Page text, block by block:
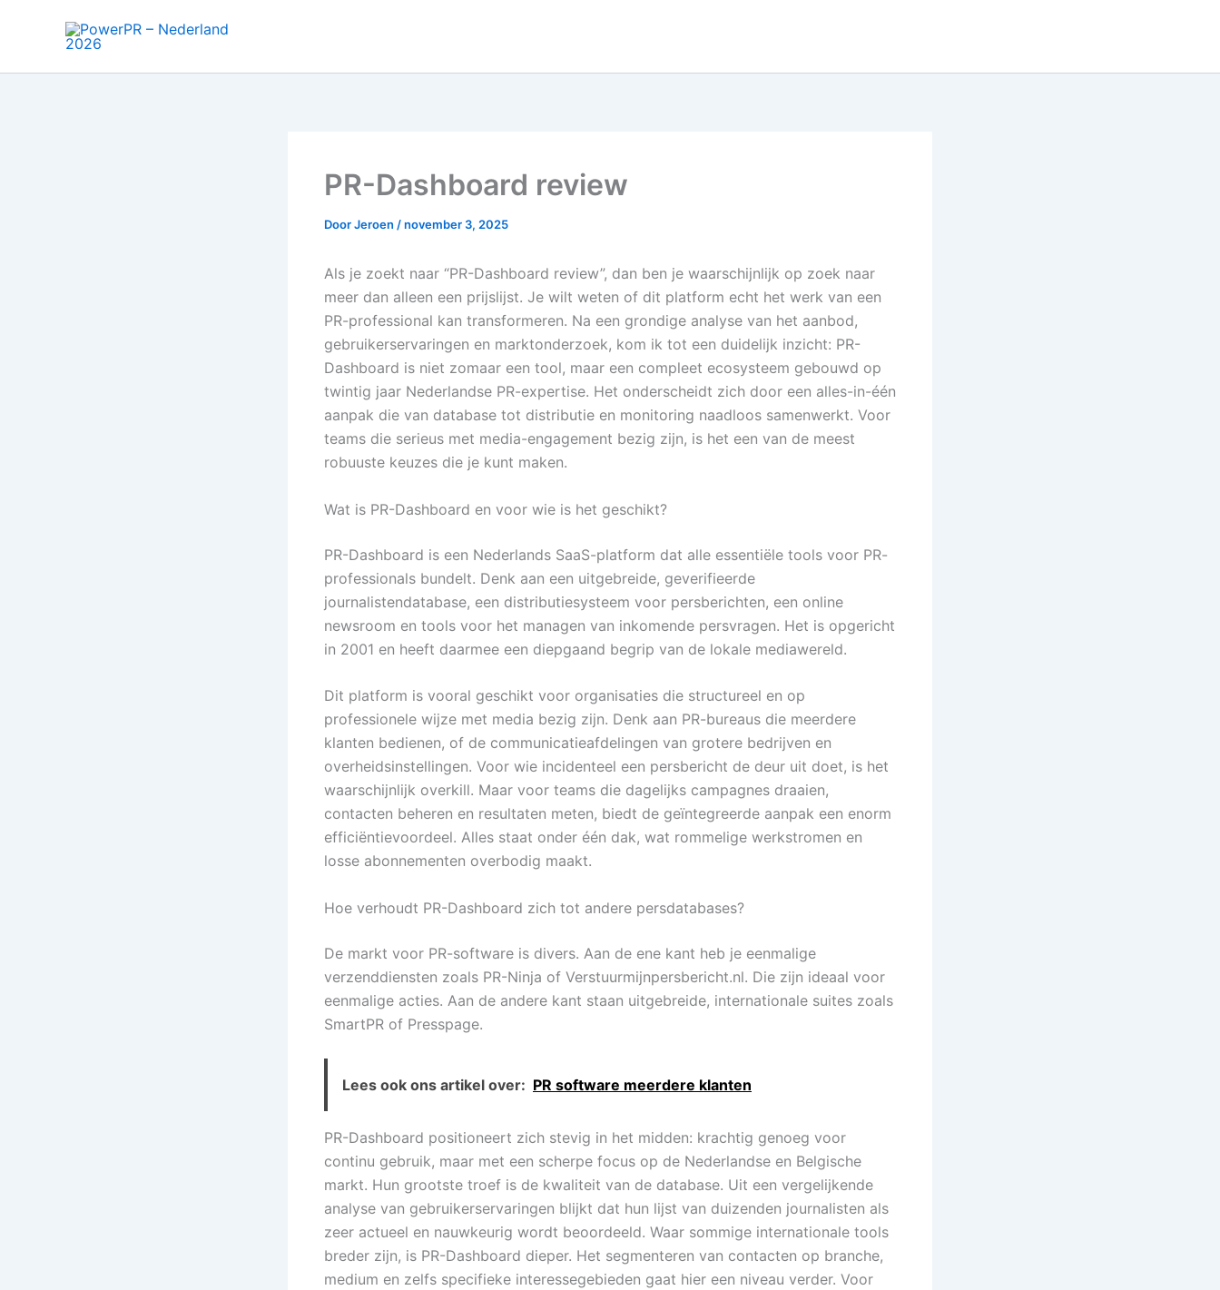
PR-Dashboard review
DoorJeroen /november 3, 2025
Als je zoekt naar “PR-Dashboard review”, dan ben je waarschijnlijk op zoek naar
meer dan alleen een prijslijst. Je wilt weten of dit platform echt het werk van een
PR-professional kan transformeren. Na een grondige analyse van het aanbod,
gebruikerservaringen en marktonderzoek, kom ik tot een duidelijk inzicht: PR-
Dashboard is niet zomaar een tool, maar een compleet ecosysteem gebouwd op
twintig jaar Nederlandse PR-expertise. Het onderscheidt zich door een alles-in-één
aanpak die van database tot distributie en monitoring naadloos samenwerkt. Voor
teams die serieus met media-engagement bezig zijn, is het een van de meest
robuuste keuzes die je kunt maken.
Wat is PR-Dashboard en voor wie is het geschikt?
PR-Dashboard is een Nederlands SaaS-platform dat alle essentiële tools voor PR-
professionals bundelt. Denk aan een uitgebreide, geverifieerde
journalistendatabase, een distributiesysteem voor persberichten, een online
newsroom en tools voor het managen van inkomende persvragen. Het is opgericht
in 2001 en heeft daarmee een diepgaand begrip van de lokale mediawereld.
Dit platform is vooral geschikt voor organisaties die structureel en op
professionele wijze met media bezig zijn. Denk aan PR-bureaus die meerdere
klanten bedienen, of de communicatieafdelingen van grotere bedrijven en
overheidsinstellingen. Voor wie incidenteel een persbericht de deur uit doet, is het
waarschijnlijk overkill. Maar voor teams die dagelijks campagnes draaien,
contacten beheren en resultaten meten, biedt de geïntegreerde aanpak een enorm
efficiëntievoordeel. Alles staat onder één dak, wat rommelige werkstromen en
losse abonnementen overbodig maakt.
Hoe verhoudt PR-Dashboard zich tot andere persdatabases?
De markt voor PR-software is divers. Aan de ene kant heb je eenmalige
verzenddiensten zoals PR-Ninja of Verstuurmijnpersbericht.nl. Die zijn ideaal voor
eenmalige acties. Aan de andere kant staan uitgebreide, internationale suites zoals
SmartPR of Presspage.
Lees ook ons artikel over: PR software meerdere klanten
PR-Dashboard positioneert zich stevig in het midden: krachtig genoeg voor
continu gebruik, maar met een scherpe focus op de Nederlandse en Belgische
markt. Hun grootste troef is de kwaliteit van de database. Uit een vergelijkende
analyse van gebruikerservaringen blijkt dat hun lijst van duizenden journalisten als
zeer actueel en nauwkeurig wordt beoordeeld. Waar sommige internationale tools
breder zijn, is PR-Dashboard dieper. Het segmenteren van contacten op branche,
medium en zelfs specifieke interessegebieden gaat hier een niveau verder. Voor